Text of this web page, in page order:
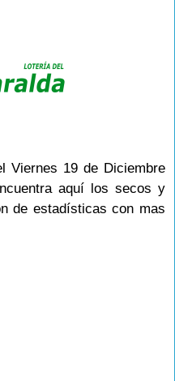
Viernes 19 de Diciembre
aquí los secos y
de estadísticas con mas